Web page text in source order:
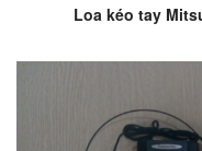
Loa kéo tay